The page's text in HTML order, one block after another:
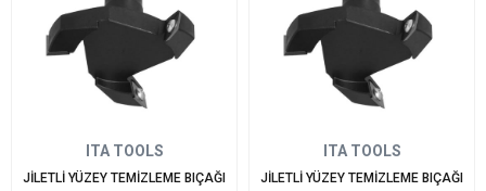
ITA TOOLS
JİLETLİ YÜZEY TEMİZLEME BIÇAĞI
ITA TOOLS
JİLETLİ YÜZEY TEMİZLEME BIÇAĞI